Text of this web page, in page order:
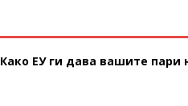
Како ЕУ ги дава вашите пари